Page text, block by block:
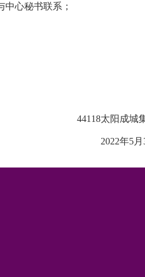
心秘书联系；
44118太阳成城
2022年5